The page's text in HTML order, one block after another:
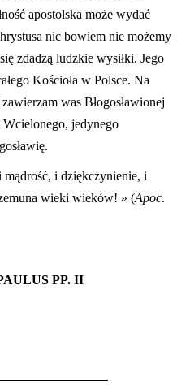
ność apostolska może wydać
nic bowiem nie możemy
zdadzą ludzkie wysiłki. Jego
Kościoła w Polsce. Na
was Błogosławionej
jedynego
mądrość, i dziękczynienie, i
wieki wieków! » (Apoc.
PP. II